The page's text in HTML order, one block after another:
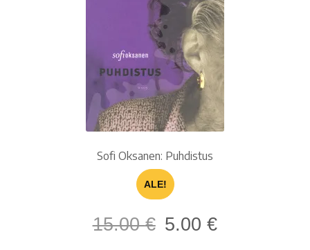
Sofi Oksanen: Puhdistus
ALE!
15.00€
Alkuperäinen
hinta
5.00€Nykyinen